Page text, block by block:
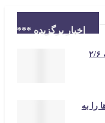
اخبار برگزیده ***